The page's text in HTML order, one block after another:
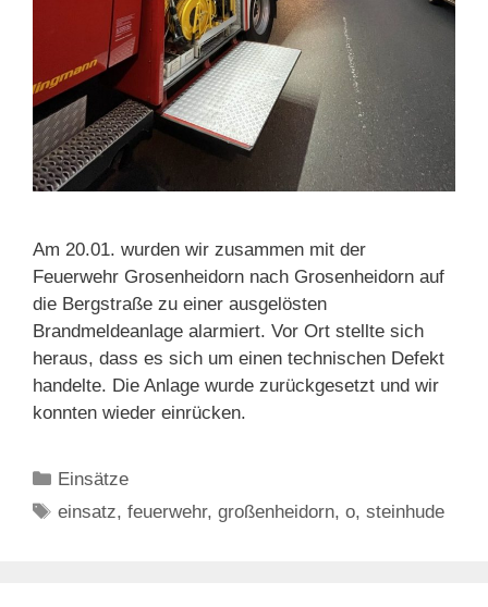
Am 20.01. wurden wir zusammen mit der
Feuerwehr Grosenheidorn nach Grosenheidorn auf
die Bergstraße zu einer ausgelösten
Brandmeldeanlage alarmiert. Vor Ort stellte sich
heraus, dass es sich um einen technischen Defekt
handelte. Die Anlage wurde zurückgesetzt und wir
konnten wieder einrücken.
Kategorien
Einsätze
Schlagwörter
einsatz,feuerwehr,großenheidorn,o,steinhude